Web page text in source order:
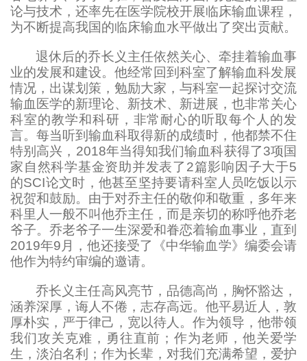
论与技术，还率先在医学院校开展临床输血课程，
为不断提高我国的临床输血水平做出了突出贡献。
退休后的乔长义主任依然关心、牵挂着输血事
业的发展和建设。他经常回到科室了解输血科发展
情况，出谋划策，勉励大家，与科室一起探讨交流
输血医学的新理论、新技术、新进展，也非常关心
科室的教学和科研，非常耐心的听取每个人的发
言。每当听到输血科取得新的成绩时，他都禁不住
特别高兴， 2018年当得知我们输血科获得了3项国
家自然科学基金资助并发表了2篇影响因子大于5
的SCI论文时，他甚至坚持要请科室人员吃饭以示
祝贺和鼓励。由于对乔主任的敬仰和敬重，多年来
科里人一般不叫他乔主任，而是亲切的称呼他乔老
爷子。乔老爷子一生深爱和眷恋着输血事业，直到
2019年9月，他还接受了《中华输血学》编委会请
他作为特约审编的邀请。
乔长义主任高风亮节，品德高尚，胸怀豁达，
涵养深厚，诲人不倦，志存高远。他平易近人，敦
厚朴实，严于律己，宽以待人。作为领导，他带领
我们攻关克难，勇往直前；作为老师，他关爱学
生，淡泊名利；作为长辈，对我们充满希望，爱护